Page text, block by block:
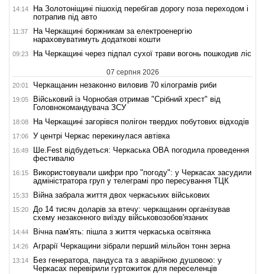
14:14
На Золотоніщині пішохід перебігав дорогу поза переходом і
потрапив під авто
11:37
На Черкащині боржникам за електроенергію
нараховуватимуть додаткові кошти
09:23 На Черкащині через підпал сухої трави вогонь пошкодив ліс
07 серпня 2026
20:01 Черкащанин незаконно виловив 70 кілограмів риби
19:05
Військовий із Чорнобая отримав "Срібний хрест" від
Головнокомандувача ЗСУ
18:08 На Черкащині загорівся полігон твердих побутових відходів
17:06 У центрі Черкас перекинулася автівка
16:49
Ше.Fest відбудеться: Черкаська ОВА погодила проведення
фестивалю
16:15
Використовували шифри про "погоду": у Черкасах засудили
адміністратора груп у телеграмі про пересування ТЦК
15:33 Війна забрала життя двох черкаських військових
15:20
До 14 тисяч доларів за втечу: черкащанин організував
схему незаконного виїзду військовозобов'язаних
14:44 Вічна пам'ять: пішла з життя черкаська освітянка
14:26 Аграрії Черкащини зібрали перший мільйон тонн зерна
13:14
Без генератора, пандуса та з аварійною душовою: у
Черкасах перевірили гуртожиток для переселенців